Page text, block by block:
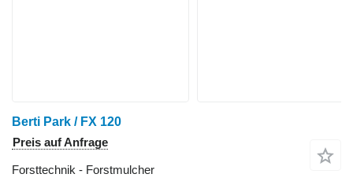
Berti Park / FX 120
Preis auf Anfrage
Forsttechnik - Forstmulcher